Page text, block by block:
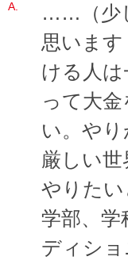
……（少
思いま
ける人
って大
い。や
厳しい
やりた
学部、
ディシ